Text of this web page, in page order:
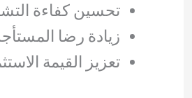
تحسين كفاءة
زيادة رضا
تعزيز القيمة